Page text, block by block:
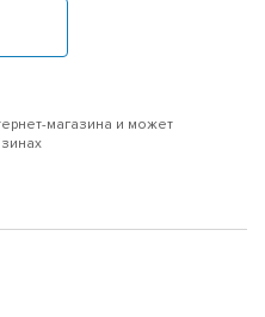
магазина и может